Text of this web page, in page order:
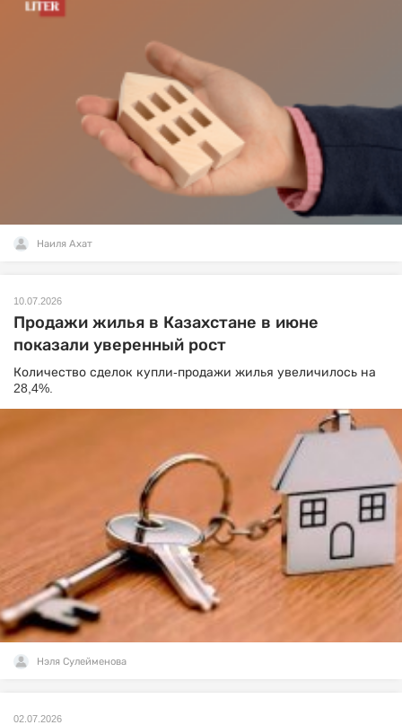
Наиля Ахат
10.07.2026
Продажи жилья в Казахстане в июне
показали уверенный рост
Количество сделок купли-продажи жилья увеличилось на
28,4%.
Нэля Сулейменова
02.07.2026